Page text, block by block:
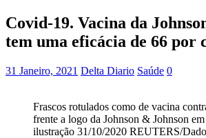
Covid-19. Vacina da
tem uma eficácia de 66 por
31 Janeiro, 2021 Delta Diario Saúde 0
Frascos rotulados como de vacina
frente a logo da Johnson & Johnson
ilustração 31/10/2020 REUTERS/